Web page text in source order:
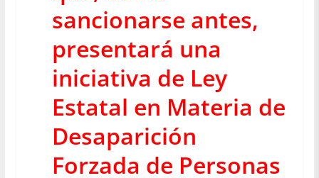
sancionarse antes,
presentará una
iniciativa de Ley
Estatal en Materia de
Desaparición
Forzada de Personas